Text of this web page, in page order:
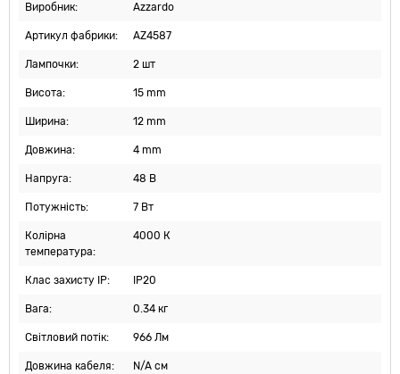
Виробник: Azzardo
Артикул фабрики: AZ4587
Лампочки: 2 шт
Висота: 15 mm
Ширина: 12 mm
Довжина: 4 mm
Напруга: 48 В
Потужність: 7 Вт
Колірна
температура:
4000 К
Клас захисту IP: IP20
Вага: 0.34 кг
Світловий потік: 966 Лм
Довжина кабеля: N/A см